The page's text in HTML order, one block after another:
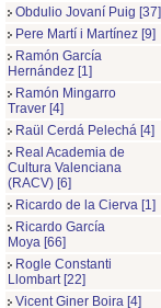
Obdulio Jovaní Puig [37]
Pere Martí i Martínez [9]
Ramón García
Hernández [1]
Ramón Mingarro
Traver [4]
Raül Cerdá Pelechá [4]
Real Academia de
Cultura Valenciana
(RACV) [6]
Ricardo de la Cierva [1]
Ricardo García
Moya [66]
Rogle Constanti
Llombart [22]
Vicent Giner Boira [4]